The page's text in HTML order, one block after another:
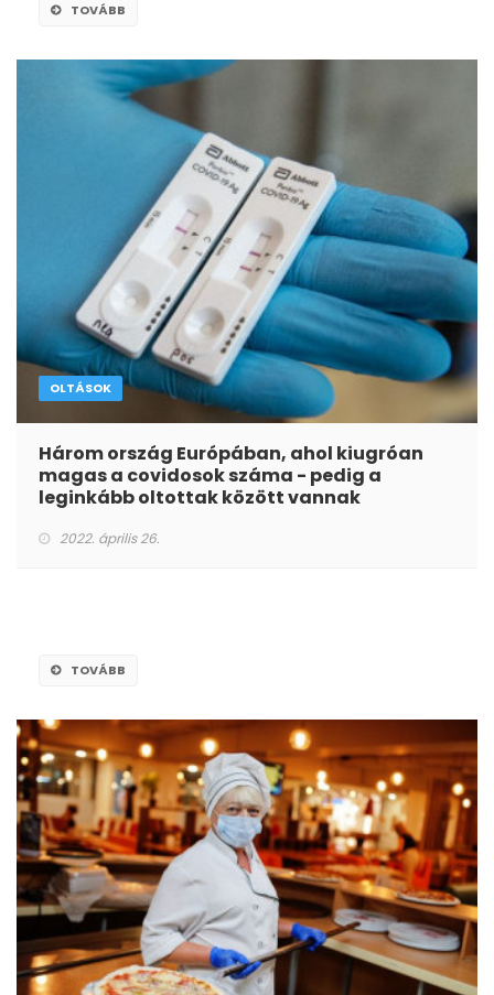
TOVÁBB
OLTÁSOK
Három ország Európában, ahol kiugróan
magas a covidosok száma - pedig a
leginkább oltottak között vannak
2022. április 26.
TOVÁBB